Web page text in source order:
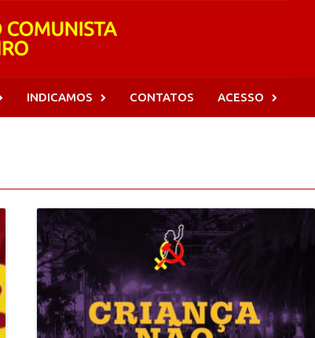
INDICAMOS CONTATOS ACESSO